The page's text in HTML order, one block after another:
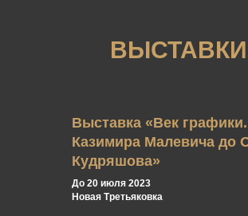
ВЫСТАВКИ
Выставка «Век
Казимира Малевича до
Кудряшова»
До 20 июля 2023
Новая Третьяковка